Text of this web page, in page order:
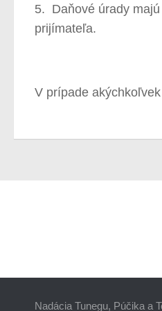
5. Daňové úrady majú
prijímateľa.
V prípade
Nadácia Tunegu, Púčika a